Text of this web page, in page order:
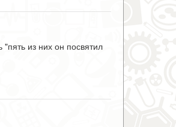
из них он посвятил